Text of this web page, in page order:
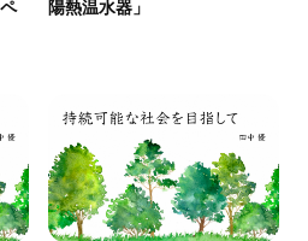
陽熱温水器」